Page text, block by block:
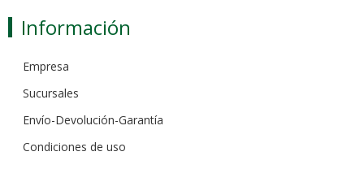
Información
Empresa
Sucursales
Envío-Devolución-Garantía
Condiciones de uso